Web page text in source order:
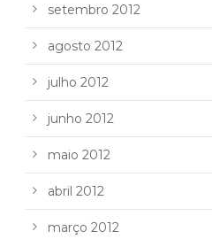
setembro 2012
agosto 2012
julho 2012
junho 2012
maio 2012
abril 2012
março 2012